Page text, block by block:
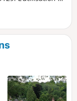
ce mythique